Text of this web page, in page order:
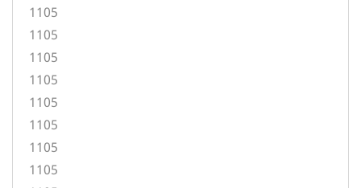
1105
1105
1105
1105
1105
1105
1105
1105